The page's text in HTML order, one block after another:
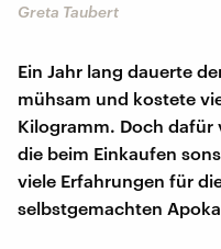
Greta Taubert
Ein Jahr lang dauerte
mühsam und kostete
Kilogramm. Doch dafür
die beim Einkaufen
viele Erfahrungen für
selbstgemachten